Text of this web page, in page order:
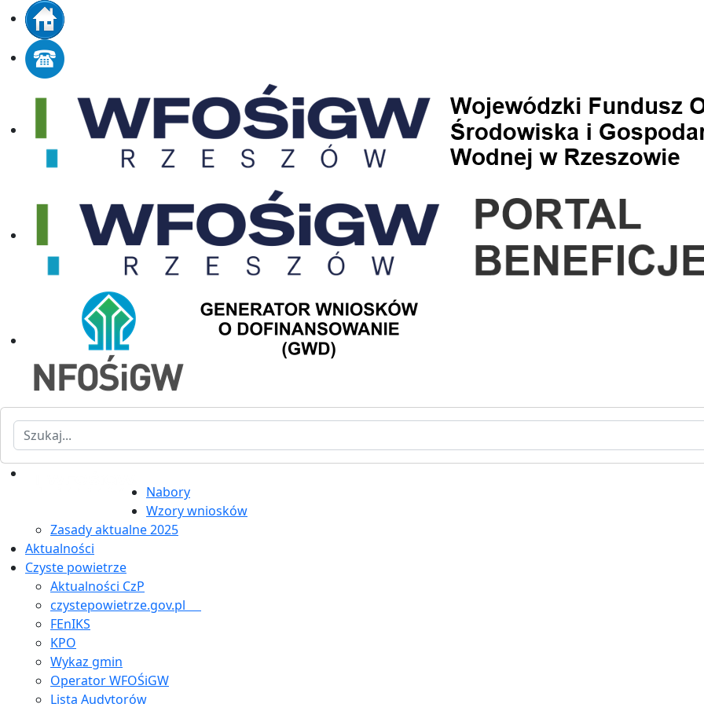
Szukaj
Nabory
Wzory wniosków
Zasady aktualne 2025
Aktualności
Czyste powietrze
Aktualności CzP
czystepowietrze.gov.pl
FEnIKS
KPO
Wykaz gmin
Operator WFOŚiGW
Lista Audytorów